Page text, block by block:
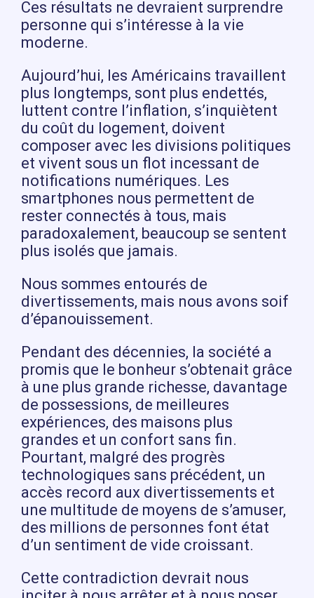
Ces résultats ne devraient surprendre
personne qui s’intéresse à la vie
moderne.
Aujourd’hui, les Américains travaillent
plus longtemps, sont plus endettés,
luttent contre l’inflation, s’inquiètent
du coût du logement, doivent
composer avec les divisions politiques
et vivent sous un flot incessant de
notifications numériques. Les
smartphones nous permettent de
rester connectés à tous, mais
paradoxalement, beaucoup se sentent
plus isolés que jamais.
Nous sommes entourés de
divertissements, mais nous avons soif
d’épanouissement.
Pendant des décennies, la société a
promis que le bonheur s’obtenait grâce
à une plus grande richesse, davantage
de possessions, de meilleures
expériences, des maisons plus
grandes et un confort sans fin.
Pourtant, malgré des progrès
technologiques sans précédent, un
accès record aux divertissements et
une multitude de moyens de s’amuser,
des millions de personnes font état
d’un sentiment de vide croissant.
Cette contradiction devrait nous